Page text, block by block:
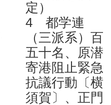
定）
4 都学連
（三派系）百
五十名、原潜
寄港阻止緊急
抗議行動〔横
須賀〕、正門